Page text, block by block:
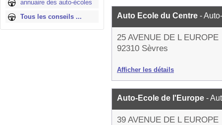
annuaire des auto-écoles
Tous les conseils ...
Auto Ecole du Centre -
25 AVENUE DE L EUROPE
92310 Sèvres
Afficher les détails
Auto-Ecole de l'Europe -
39 AVENUE DE L EUROPE